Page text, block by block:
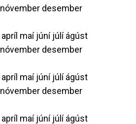
nóvember desember
apríl maí júní júlíágúst
nóvember desember
apríl maí júní júlíágúst
nóvember desember
apríl maí júní júlíágúst